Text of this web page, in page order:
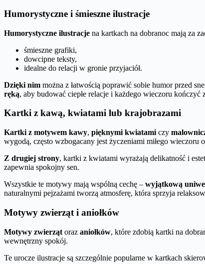
Humorystyczne i śmieszne ilustracje
Humorystyczne ilustracje na kartkach na dobranoc mają za
śmieszne grafiki,
dowcipne teksty,
idealne do relacji w gronie przyjaciół.
Dzięki nim można z łatwością poprawić sobie humor przed
ręką, aby budować ciepłe relacje i każdego wieczoru kończyć
Kartki z kawą, kwiatami lub krajobrazami
Kartki z motywem kawy, pięknymi kwiatami czy
wygodą, często wzbogacany jest życzeniami miłego wieczoru
Z drugiej strony, kartki z kwiatami wyrażają delikatność i
zapewnia spokojny sen.
Wszystkie te motywy mają wspólną cechę – wyjątkową
naturalnymi pejzażami tworzą atmosferę, która sprzyja
Motywy zwierząt i aniołków
Motywy zwierząt oraz aniołków, które zdobią kartki na
wewnętrzny spokój.
Te urocze ilustracje są szczególnie popularne w kartkach